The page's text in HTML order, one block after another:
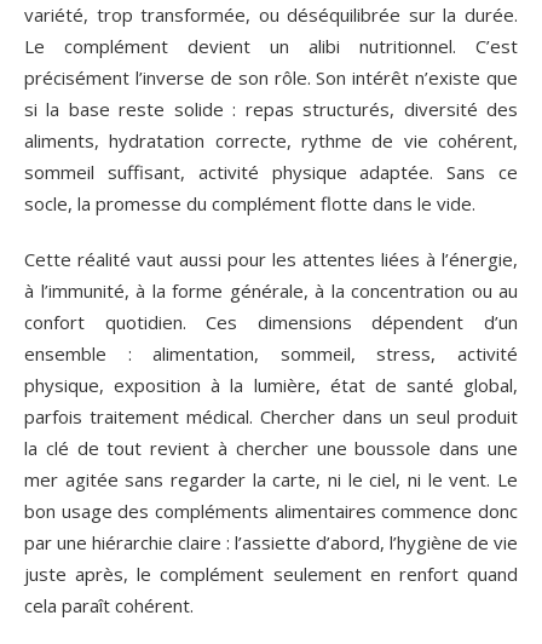
variété, trop transformée, ou déséquilibrée sur la durée.
Le complément devient un alibi nutritionnel. C’est
précisément l’inverse de son rôle. Son intérêt n’existe que
si la base reste solide : repas structurés, diversité des
aliments, hydratation correcte, rythme de vie cohérent,
sommeil suffisant, activité physique adaptée. Sans ce
socle, la promesse du complément flotte dans le vide.
Cette réalité vaut aussi pour les attentes liées à l’énergie,
à l’immunité, à la forme générale, à la concentration ou au
confort quotidien. Ces dimensions dépendent d’un
ensemble : alimentation, sommeil, stress, activité
physique, exposition à la lumière, état de santé global,
parfois traitement médical. Chercher dans un seul produit
la clé de tout revient à chercher une boussole dans une
mer agitée sans regarder la carte, ni le ciel, ni le vent. Le
bon usage des compléments alimentaires commence donc
par une hiérarchie claire : l’assiette d’abord, l’hygiène de vie
juste après, le complément seulement en renfort quand
cela paraît cohérent.